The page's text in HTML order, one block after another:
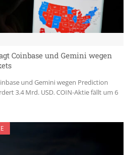
Coinbase und Gemini wegen
und Gemini wegen Prediction
3.4 Mrd. USD. COIN-Aktie fällt um 6